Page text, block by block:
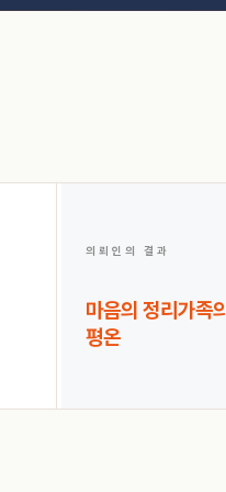
의뢰인의 결과
마음의 정리가족의
평온